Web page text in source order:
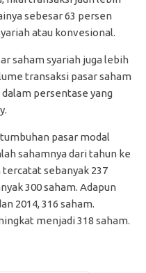
sebesar 63 persen
atau konvesional.
saham syariah juga lebih
transaksi pasar saham
persentase yang
pasar modal
sahamnya dari tahun ke
tercatat sebanyak 237
300 saham. Adapun
2014, 316 saham.
menjadi 318 saham.